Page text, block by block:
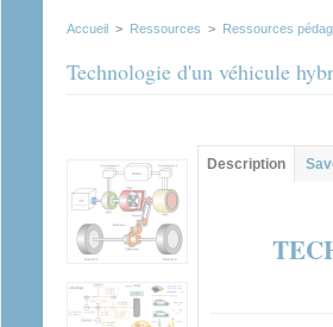
Accueil > Ressources > Ressources
Technologie d'un véhicule
Contenu principal
Description (onglet
actif)